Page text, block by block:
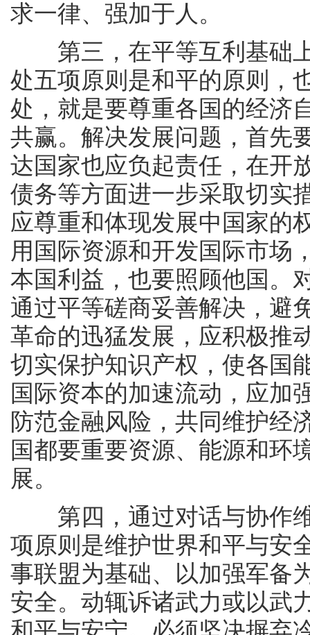
求一律、强加于人。
第三，在平等互利基础上
处五项原则是和平的原则，
处，就是要尊重各国的经济
共赢。解决发展问题，首先
达国家也应负起责任，在开
债务等方面进一步采取切实
应尊重和体现发展中国家的
用国际资源和开发国际市场
本国利益，也要照顾他国。
通过平等磋商妥善解决，避
革命的迅猛发展，应积极推
切实保护知识产权，使各国
国际资本的加速流动，应加
防范金融风险，共同维护经
国都要重要资源、能源和环
展。
第四，通过对话与协作维
项原则是维护世界和平与安
事联盟为基础、以加强军备
安全。动辄诉诸武力或以武